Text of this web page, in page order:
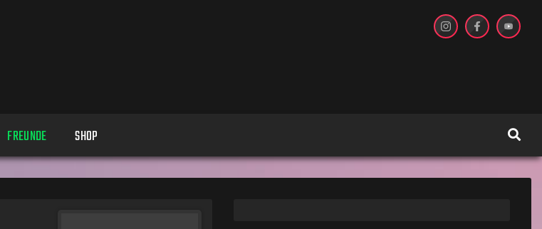
FREUNDE SHOP